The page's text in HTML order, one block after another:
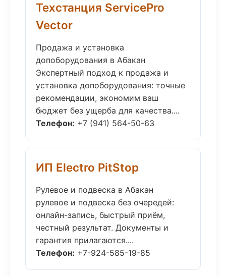
Техстанция ServicePro
Vector
Продажа и установка
допоборудования в Абакан
Экспертный подход к продажа и
установка допоборудования: точные
рекомендации, экономим ваш
бюджет без ущерба для качества....
Телефон: +7 (941) 564-50-63
ИП Electro PitStop
Рулевое и подвеска в Абакан
рулевое и подвеска без очередей:
онлайн-запись, быстрый приём,
честный результат. Документы и
гарантия прилагаются....
Телефон: +7-924-585-19-85